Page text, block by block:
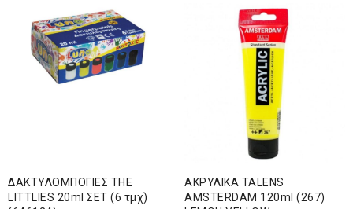
ΔΑΚΤΥΛΟΜΠΟΓΙΕΣ THE
LITTLIES 20ml ΣΕΤ (6 τμχ)
ΑΚΡΥΛΙΚΑ TALENS
AMSTERDAM 120ml (267)